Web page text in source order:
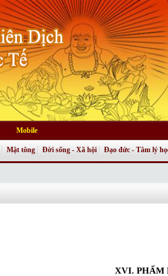
Mobile
Mật tông Đời sống - Xã hội Đạo đức - Tâm lý
XVI. PHẨM